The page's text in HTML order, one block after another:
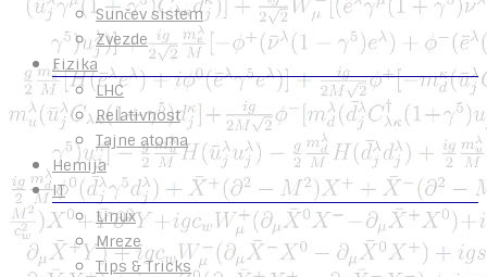
Sunčev sistem
Zvezde
Fizika
LHC
Relativnost
Tajne atoma
Hemija
IT
Linux
Mreze
Tips & Tricks